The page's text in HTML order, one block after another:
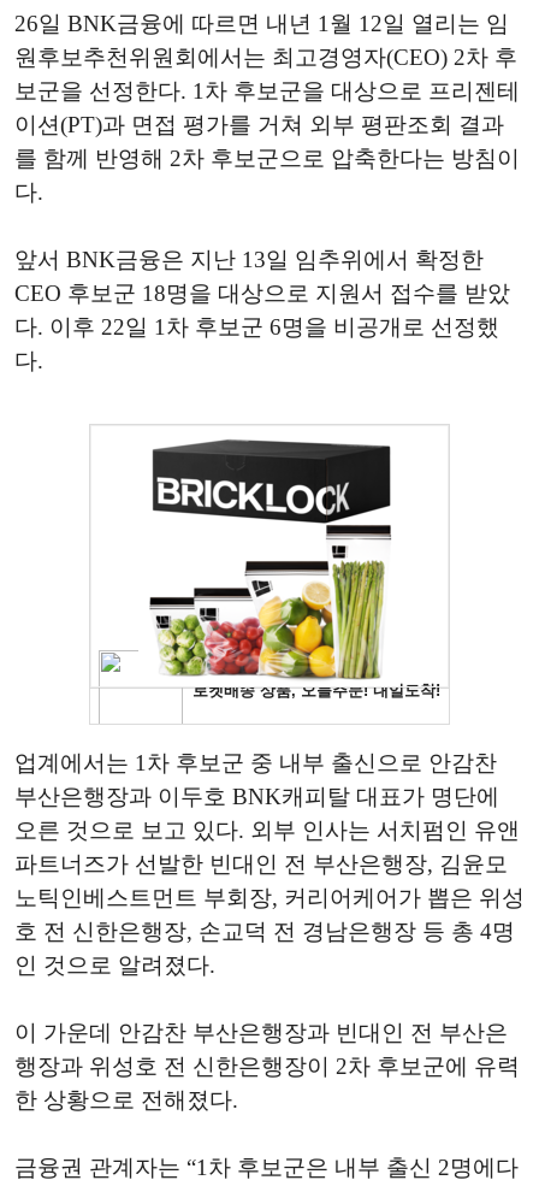
26일 BNK금융에 따르면 내년 1월 12일 열리는 임
원후보추천위원회에서는 최고경영자(CEO) 2차 후
보군을 선정한다. 1차 후보군을 대상으로 프리젠테
이션(PT)과 면접 평가를 거쳐 외부 평판조회 결과
를 함께 반영해 2차 후보군으로 압축한다는 방침이
다.
앞서 BNK금융은 지난 13일 임추위에서 확정한
CEO 후보군 18명을 대상으로 지원서 접수를 받았
다. 이후 22일 1차 후보군 6명을 비공개로 선정했
다.
업계에서는 1차 후보군 중 내부 출신으로 안감찬
부산은행장과 이두호 BNK캐피탈 대표가 명단에
오른 것으로 보고 있다. 외부 인사는 서치펌인 유앤
파트너즈가 선발한 빈대인 전 부산은행장, 김윤모
노틱인베스트먼트 부회장, 커리어케어가 뽑은 위성
호 전 신한은행장, 손교덕 전 경남은행장 등 총 4명
인 것으로 알려졌다.
이 가운데 안감찬 부산은행장과 빈대인 전 부산은
행장과 위성호 전 신한은행장이 2차 후보군에 유력
한 상황으로 전해졌다.
금융권 관계자는 “1차 후보군은 내부 출신 2명에다